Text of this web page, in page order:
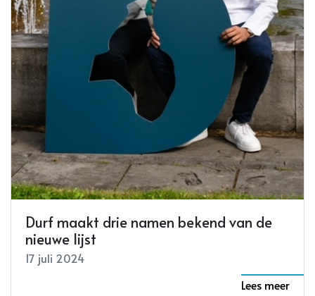
Durf maakt drie namen bekend van de
nieuwe lijst
17 juli 2024
Lees meer